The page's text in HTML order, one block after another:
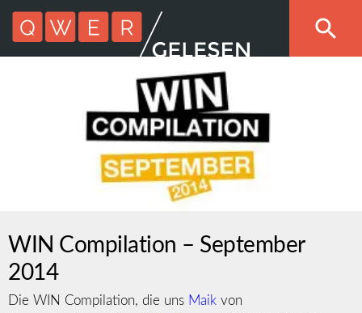
WIN Compilation – September
2014
Die WIN Compilation, die uns Maik von